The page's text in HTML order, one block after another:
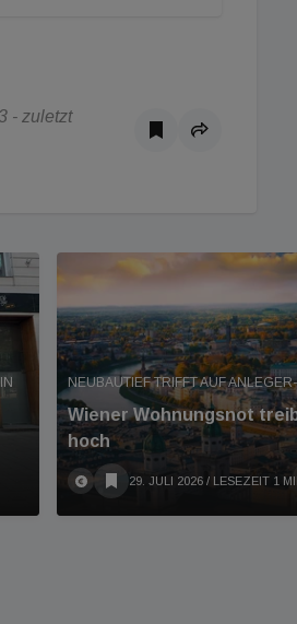
- zuletzt
NEUBAUTIEF TRIFFT AUF
Wiener Wohnungsnot
hoch
29. JULI 2026 / LESEZEIT 1